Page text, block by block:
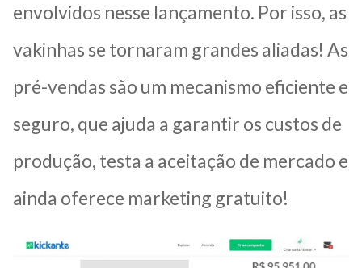
envolvidos nesse lançamento. Por isso, as
vakinhas se tornaram grandes aliadas! As
pré-vendas são um mecanismo eficiente e
seguro, que ajuda a garantir os custos de
produção, testa a aceitação de mercado e
ainda oferece marketing gratuito!